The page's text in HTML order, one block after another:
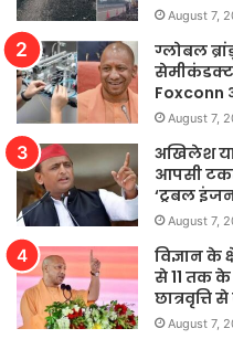
August 7,
ग्लोबल
Foxconn
August 7,
अखिलेश
आपसी
‘ट्रबल
August 7,
विज्ञान के
से 11 तक के
August 7,